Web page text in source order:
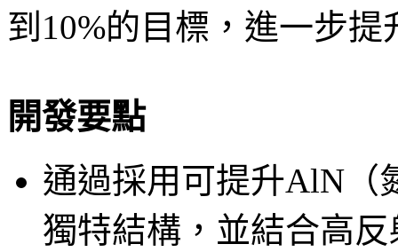
到10%的目標，進一步提
開發要點
通過採用可提升AlN
獨特結構，並結合高